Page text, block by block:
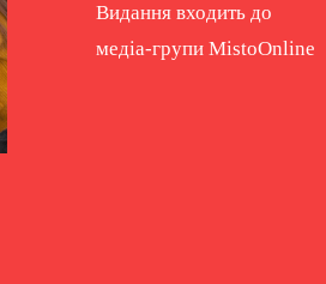
Видання входить до
медіа-групи MistoOnline